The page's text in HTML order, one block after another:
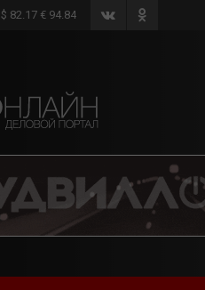
$ 82.17 € 94.84